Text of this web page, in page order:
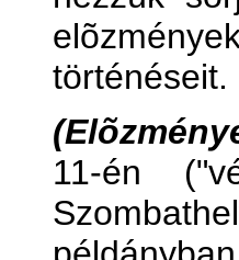
történéseit.
11-én